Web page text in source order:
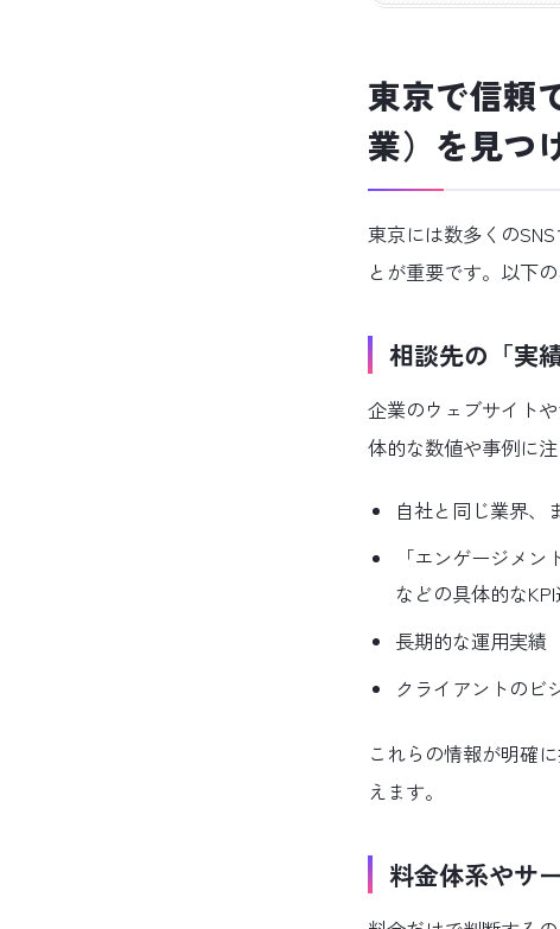
東京で信頼
業）を見つ
東京には数多くの
とが重要です。以下
相談先の「実
企業のウェブサイト
体的な数値や事例に
自社と同じ業界、
「エンゲージメ
などの具体的な
長期的な運用実績
クライアントのビ
これらの情報が明確
えます。
料金体系やサ